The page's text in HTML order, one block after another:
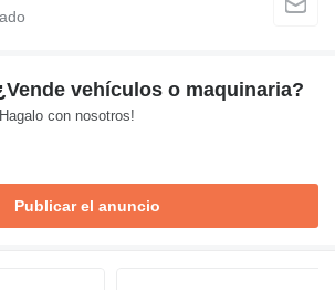
vehículos o maquinaria?
con nosotros!
Publicar el anuncio